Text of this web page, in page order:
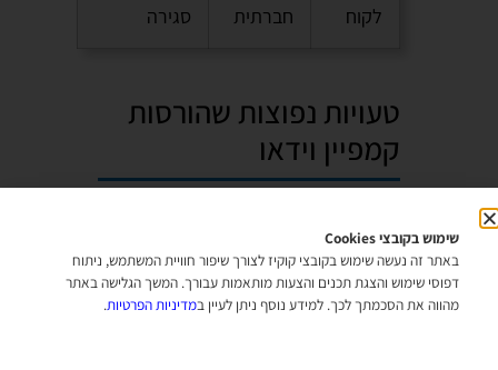
לקוח
חברתית
סגירה
טעויות נפוצות שהורסות
קמפיין וידאו
לקוחות, הטעויות האלו חוזרות שוב
ושוב:
שימוש בקובצי Cookies
באתר זה נעשה שימוש בקובצי קוקיז לצורך שיפור חוויית המשתמש, ניתוח
דפוסי שימוש והצגת תכנים והצעות מותאמות עבורך. המשך הגלישה באתר
מהווה את הסכמתך לכך. למידע נוסף ניתן לעיין במדיניות הפרטיות.